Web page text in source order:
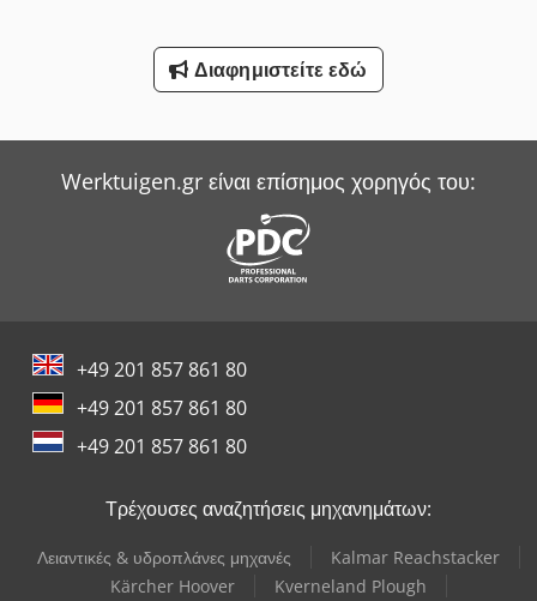
Διαφημιστείτε εδώ
Werktuigen.gr είναι επίσημος χορηγός του:
+49 201 857 861 80
+49 201 857 861 80
+49 201 857 861 80
Τρέχουσες αναζητήσεις μηχανημάτων:
Λειαντικές & υδροπλάνες μηχανές
Kalmar Reachstacker
Kärcher Hoover
Kverneland Plough